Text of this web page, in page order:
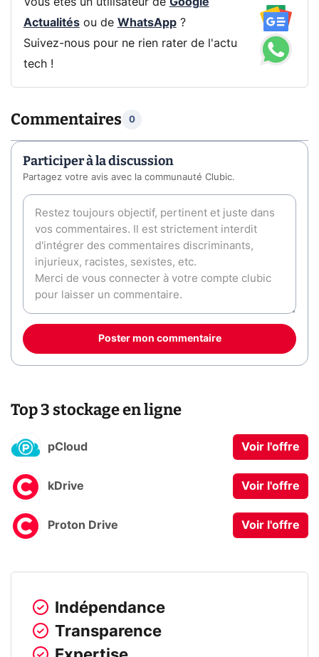
Vous êtes un utilisateur de Google
Actualitésou de WhatsApp?
Suivez-nous pour ne rien rater de l'actu
tech !
Commentaires 0
Participer à la discussion
Partagez votre avis avec la communauté Clubic.
Poster mon commentaire
Top 3 stockage en ligne
pCloud Voir l'offre
kDrive Voir l'offre
Proton Drive Voir l'offre
Indépendance
Transparence